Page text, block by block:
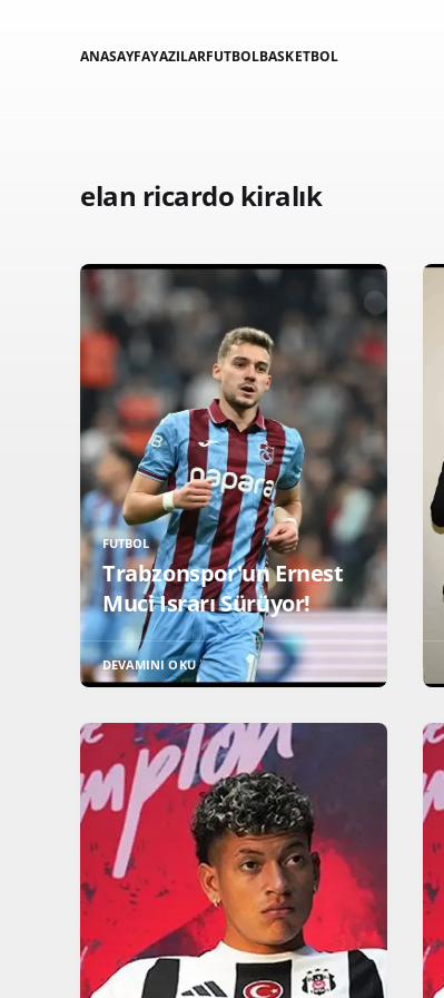
ANASAYFAYAZILARFUTBOLBASKETBOL
elan ricardo kiralık
FUTBOL
Trabzonspor'un Ernest
Muci Israrı Sürüyor!
DEVAMINI OKU